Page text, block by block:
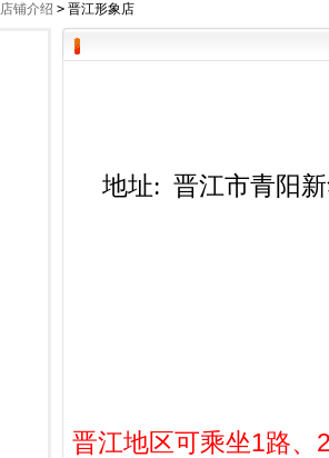
店铺介绍 > 晋江形象店
地址: 晋江市青阳
晋江地区可乘坐1路、